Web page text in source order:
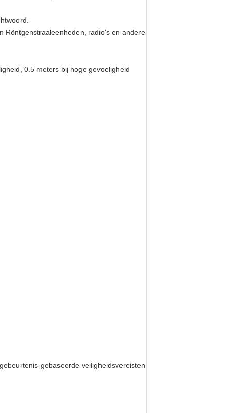
Röntgenstraaleenheden, radio's en andere
0.5 meters bij hoge gevoeligheid
gebaseerde veiligheidsvereisten